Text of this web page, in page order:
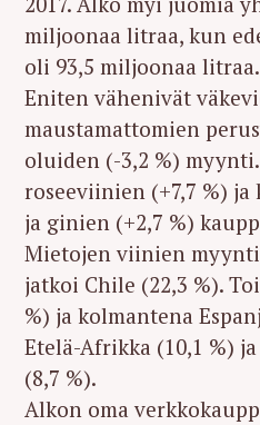
miljoonaa litraa, kun
oli 93,5 miljoonaa litraa.
Eniten vähenivät
maustamattomien
oluiden (-3,2 %)
roseeviinien (+7,7 %)
ja ginien (+2,7 %)
Mietojen viinien
jatkoi Chile (22,3 %).
%) ja kolmantena
Etelä-Afrikka (10,1 %)
(8,7 %).
Alkon oma